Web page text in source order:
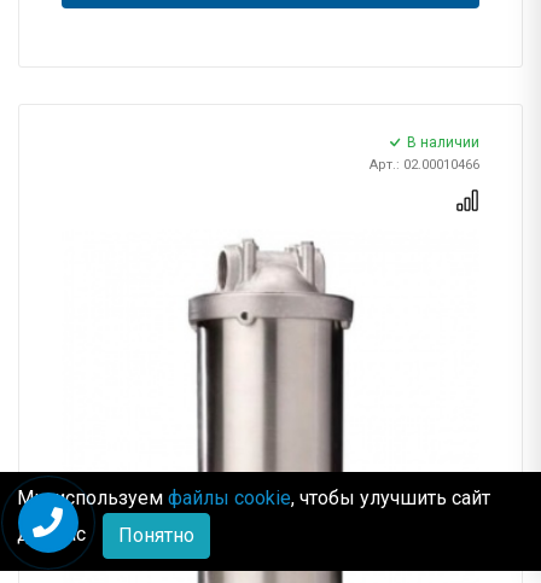
В наличии
Арт.: 02.00010466
Мы используем файлы cookie, чтобы улучшить сайт
для Вас
Понятно